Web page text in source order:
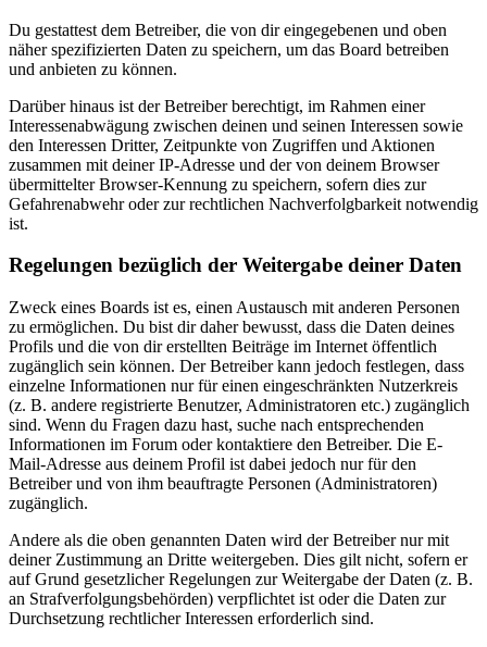
Du gestattest dem Betreiber, die von dir eingegebenen und oben
näher spezifizierten Daten zu speichern, um das Board betreiben
und anbieten zu können.
Darüber hinaus ist der Betreiber berechtigt, im Rahmen einer
Interessenabwägung zwischen deinen und seinen Interessen sowie
den Interessen Dritter, Zeitpunkte von Zugriffen und Aktionen
zusammen mit deiner IP-Adresse und der von deinem Browser
übermittelter Browser-Kennung zu speichern, sofern dies zur
Gefahrenabwehr oder zur rechtlichen Nachverfolgbarkeit notwendig
ist.
Regelungen bezüglich der Weitergabe deiner Daten
Zweck eines Boards ist es, einen Austausch mit anderen Personen
zu ermöglichen. Du bist dir daher bewusst, dass die Daten deines
Profils und die von dir erstellten Beiträge im Internet öffentlich
zugänglich sein können. Der Betreiber kann jedoch festlegen, dass
einzelne Informationen nur für einen eingeschränkten Nutzerkreis
(z. B. andere registrierte Benutzer, Administratoren etc.) zugänglich
sind. Wenn du Fragen dazu hast, suche nach entsprechenden
Informationen im Forum oder kontaktiere den Betreiber. Die E-
Mail-Adresse aus deinem Profil ist dabei jedoch nur für den
Betreiber und von ihm beauftragte Personen (Administratoren)
zugänglich.
Andere als die oben genannten Daten wird der Betreiber nur mit
deiner Zustimmung an Dritte weitergeben. Dies gilt nicht, sofern er
auf Grund gesetzlicher Regelungen zur Weitergabe der Daten (z. B.
an Strafverfolgungsbehörden) verpflichtet ist oder die Daten zur
Durchsetzung rechtlicher Interessen erforderlich sind.